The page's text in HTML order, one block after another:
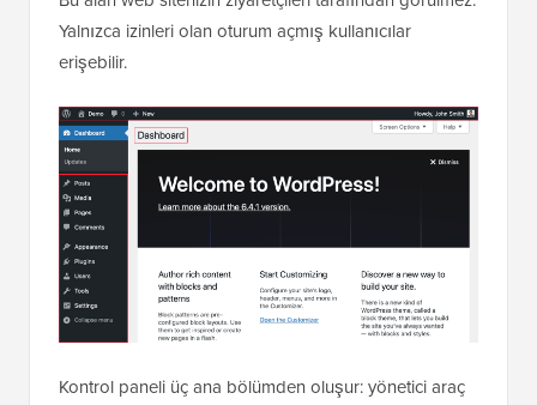
Yalnızca izinleri olan oturum açmış kullanıcılar
erişebilir.
Kontrol paneli üç ana bölümden oluşur: yönetici araç